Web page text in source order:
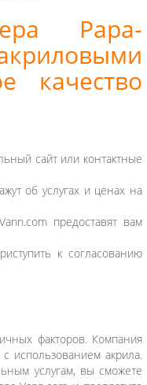
Papa-
качество
сайт или контактные
об услугах и ценах на
предоставят вам
к согласованию
факторов. Компания
использованием акрила.
услугам, вы сможете